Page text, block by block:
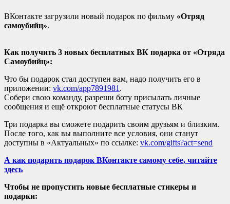
ВКонтакте загрузили новый подарок по фильму «Отряд
самоубийц».
Как получить 3 новых бесплатных ВК подарка от «Отряда
Самоубийц»:
Что бы подарок стал доступен вам, надо получить его в
приложении: vk.com/app7891981 .
Собери свою команду, разреши боту присылать личные
сообщения и ещё откроют бесплатные статусы ВК
Три подарка вы сможете подарить своим друзьям и близким.
После того, как вы выполните все условия, они станут
доступны в «Актуальных» по ссылке: vk.com/gifts?act=send
А как подарить подарок ВКонтакте самому себе, читайте
здесь
Чтобы не пропустить новые бесплатные стикеры и
подарки: